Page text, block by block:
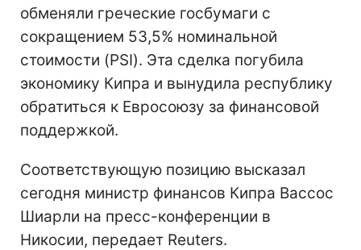
обменяли греческие госбумаги с
сокращением 53,5% номинальной
стоимости (PSI). Эта сделка погубила
экономику Кипра и вынудила республику
обратиться к Евросоюзу за финансовой
поддержкой.
Соответствующую позицию высказал
сегодня министр финансов Кипра Вассос
Шиарли на пресс-конференции в
Никосии, передает Reuters.